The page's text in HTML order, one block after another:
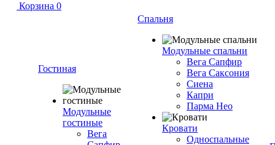
Корзина 0
Гостиная
Модульные
гостиные
Вега
Спальня
Модульные спальни
Вега Сапфир
Вега Саксония
Сиена
Капри
Парма Нео
Кровати
Односпальные